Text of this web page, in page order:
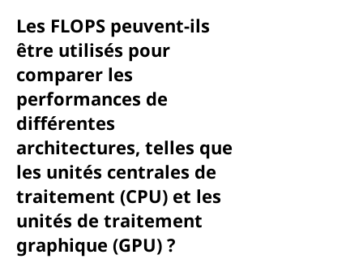
Les FLOPS peuvent-ils
être utilisés pour
comparer les
performances de
différentes
architectures, telles que
les unités centrales de
traitement (CPU) et les
unités de traitement
graphique (GPU) ?